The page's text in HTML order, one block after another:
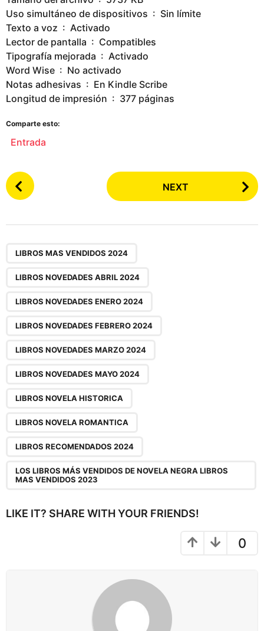
Uso simultáneo de dispositivos ‏ : ‎ Sin límite
Texto a voz ‏ : ‎ Activado
Lector de pantalla ‏ : ‎ Compatibles
Tipografía mejorada ‏ : ‎ Activado
Word Wise ‏ : ‎ No activado
Notas adhesivas ‏ : ‎ En Kindle Scribe
Longitud de impresión ‏ : ‎ 377 páginas
Comparte esto:
Entrada
P
o
NEXT
LIBROS MAS VENDIDOS 2024
LIBROS NOVEDADES ABRIL 2024
LIBROS NOVEDADES ENERO 2024
LIBROS NOVEDADES FEBRERO 2024
LIBROS NOVEDADES MARZO 2024
LIBROS NOVEDADES MAYO 2024
LIBROS NOVELA HISTORICA
LIBROS NOVELA ROMANTICA
LIBROS RECOMENDADOS 2024
LOS LIBROS MÁS VENDIDOS DE NOVELA NEGRA LIBROS
MAS VENDIDOS 2023
LIKE IT? SHARE WITH YOUR FRIENDS!
0